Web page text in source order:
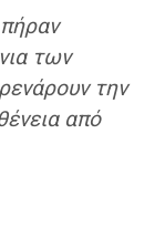
των
την
από